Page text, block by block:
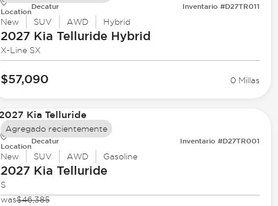
Location
Decatur Inventario #D27TR011
New SUV AWD Hybrid
2027 Kia Telluride Hybrid
X-Line SX
$57,090 0 Millas
Location
Decatur Inventario #D27TR001
New SUV AWD Gasoline
2027 Kia Telluride
S
was$46,385
Agregado recientemente